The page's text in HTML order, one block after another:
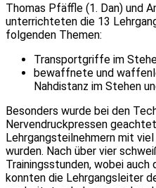
Thomas Pfäffle (1. Dan) und
unterrichteten die 13
folgenden Themen:
Transportgriffe im
bewaffnete und
Nahdistanz im Stehen
Besonders wurde bei den
Nervendruckpressen
Lehrgangsteilnehmern mit
wurden. Nach über vier
Trainingsstunden, wobei auch
konnten die Lehrgangsleiter